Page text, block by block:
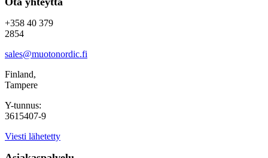
+358 40 379
2854
sales@muotonordic.fi
Finland,
Tampere
Y-tunnus:
3615407-9
Viesti lähetetty